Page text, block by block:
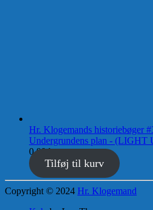
Hr. Klogemands historiebøger
Undergrundens plan - (LIGHT
0,00kr.
Tilføj til kurv
Copyright © 2024 Hr. Klogemand